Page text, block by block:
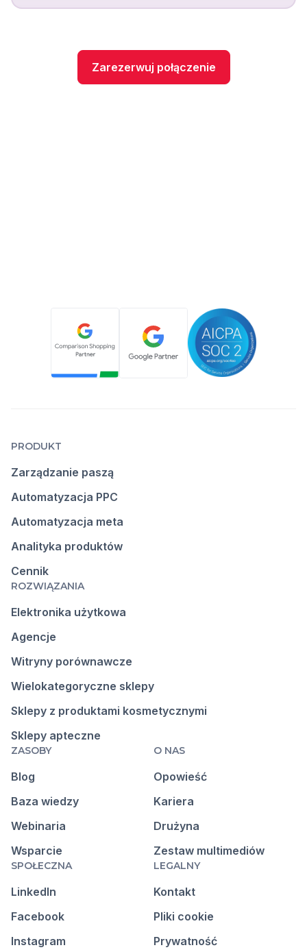
Zarezerwuj połączenie
PRODUKT
Zarządzanie paszą
Automatyzacja PPC
Automatyzacja meta
Analityka produktów
Cennik
ROZWIĄZANIA
Elektronika użytkowa
Agencje
Witryny porównawcze
Wielokategoryczne sklepy
Sklepy z produktami kosmetycznymi
Sklepy apteczne
ZASOBY
Blog
Baza wiedzy
Webinaria
Wsparcie
O NAS
Opowieść
Kariera
Drużyna
Zestaw multimediów
SPOŁECZNA
LinkedIn
Facebook
Instagram
LEGALNY
Kontakt
Pliki cookie
Prywatność